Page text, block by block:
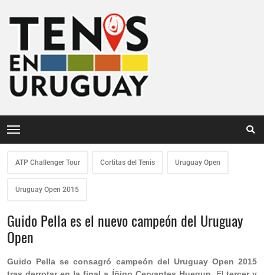
ATP Challenger Tour Cortitas del Tenis Uruguay Open
Uruguay Open 2015
Guido Pella es el nuevo campeón del Uruguay
Open
Guido Pella se consagró campeón del Uruguay Open 2015